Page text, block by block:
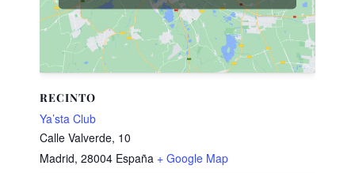
RECINTO
Ya’sta Club
Calle Valverde, 10
Madrid, 28004 España + Google Map